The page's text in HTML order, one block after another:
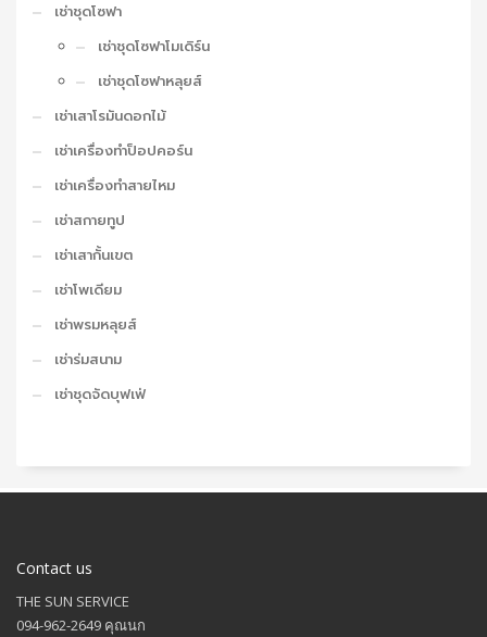
เช่าชุดโซฟา
เช่าชุดโซฟาโมเดิร์น
เช่าชุดโซฟาหลุยส์
เช่าเสาโรมันดอกไม้
เช่าเครื่องทำป็อปคอร์น
เช่าเครื่องทำสายไหม
เช่าสกายทูป
เช่าเสากั้นเขต
เช่าโพเดียม
เช่าพรมหลุยส์
เช่าร่มสนาม
เช่าชุดจัดบุฟเฟ่
Contact us
THE SUN SERVICE
094-962-2649 คุณนก